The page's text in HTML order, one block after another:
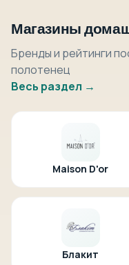
Магазины
Бренды и рейтинги
полотенец
Весь раздел →
Maison D'or
Блакит